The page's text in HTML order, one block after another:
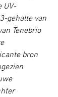
UV-
gehalte van
Tenebrio
bron